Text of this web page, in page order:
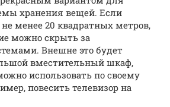
хранения вещей. Если
менее 20 квадратных метров,
можно скрыть за
Внешне это будет
вместительный шкаф,
использовать по своему
повесить телевизор на